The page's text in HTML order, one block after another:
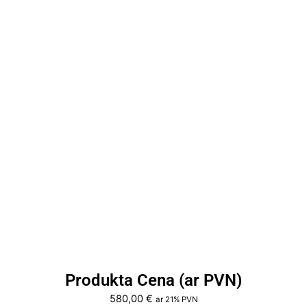
Produkta Cena (ar PVN)
580,00 € ar 21% PVN